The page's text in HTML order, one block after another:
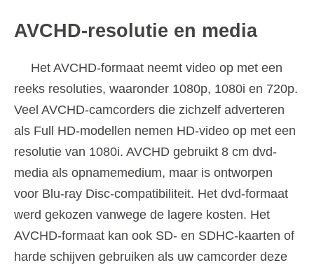
AVCHD-resolutie en media
Het AVCHD-formaat neemt video op met een
reeks resoluties, waaronder 1080p, 1080i en 720p.
Veel AVCHD-camcorders die zichzelf adverteren
als Full HD-modellen nemen HD-video op met een
resolutie van 1080i. AVCHD gebruikt 8 cm dvd-
media als opnamemedium, maar is ontworpen
voor Blu-ray Disc-compatibiliteit. Het dvd-formaat
werd gekozen vanwege de lagere kosten. Het
AVCHD-formaat kan ook SD- en SDHC-kaarten of
harde schijven gebruiken als uw camcorder deze